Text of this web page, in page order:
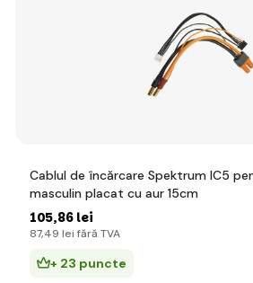
Cablul de încărcare Spektrum IC5
masculin placat cu aur 15cm
105,86 lei
87,49 lei fără TVA
+ 23 puncte